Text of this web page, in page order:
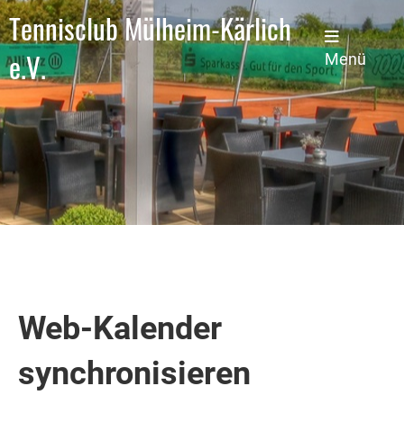
Tennisclub Mülheim-Kärlich
e.V.
Menü
Web-Kalender
synchronisieren